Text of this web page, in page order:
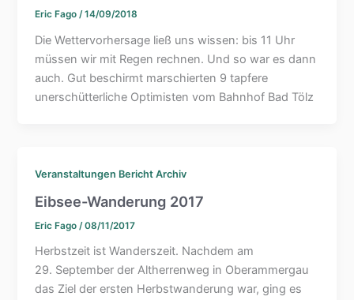
Eric Fago/14/09/2018
Die Wettervorhersage ließ uns wissen: bis 11 Uhr
müssen wir mit Regen rechnen. Und so war es dann
auch. Gut beschirmt marschierten 9 tapfere
unerschütterliche Optimisten vom Bahnhof Bad Tölz
Veranstaltungen Bericht Archiv
Eibsee-Wanderung 2017
Eric Fago /08/11/2017
Herbstzeit ist Wanderszeit. Nachdem am
29. September der Altherrenweg in Oberammergau
das Ziel der ersten Herbstwanderung war, ging es